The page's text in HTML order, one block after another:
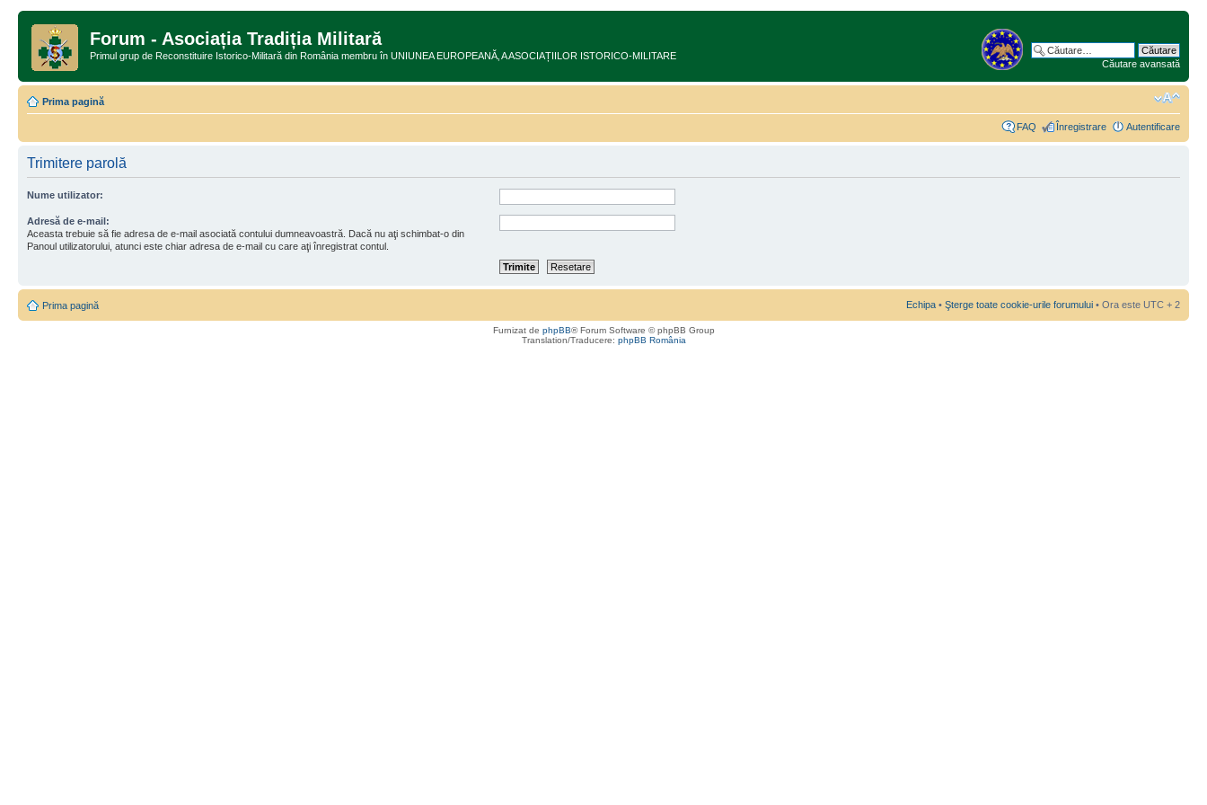
Forum - Asociația Tradiția Militară
Primul grup de Reconstituire Istorico-Militară din România membru în UNIUNEA EUROPEANĂ‚ A ASOCIAȚIILOR ISTORICO-MILITARE
Căutare avansată
Prima pagină
FAQ Înregistrare Autentificare
Trimitere parolă
Nume utilizator:
Adresă de e-mail:
Aceasta trebuie să fie adresa de e-mail asociată contului dumneavoastră. Dacă nu aţi schimbat-o din
Panoul utilizatorului, atunci este chiar adresa de e-mail cu care aţi înregistrat contul.
Prima pagină Echipa • Şterge toate cookie-urile forumului • Ora este UTC + 2
Furnizat de phpBB® Forum Software © phpBB Group
Translation/Traducere: phpBB România